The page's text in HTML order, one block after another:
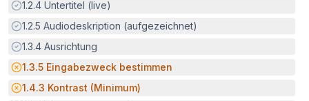
Erfüllt:
1.2.4 Untertitel (live)
Erfüllt:
1.2.5 Audiodeskription (aufgezeichnet)
Erfüllt:
1.3.4 Ausrichtung
Potenzielle Barriere:
1.3.5 Eingabezweck bestimmen
Potenzielle Barriere:
1.4.3 Kontrast (Minimum)